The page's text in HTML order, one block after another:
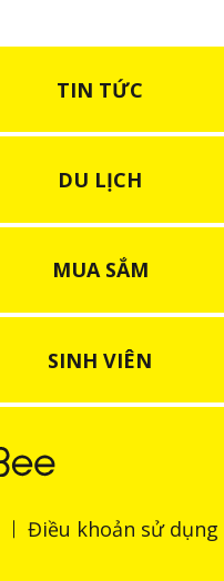
TIN TỨC
DU LỊCH
MUA SẮM
SINH VIÊN
Điều khoản sử dụng